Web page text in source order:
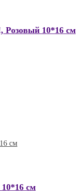
Розовый 10*16 см
см